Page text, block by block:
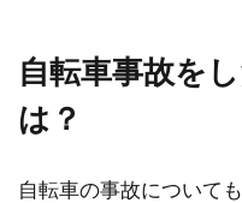
自転車事故を
は？
自転車の事故について